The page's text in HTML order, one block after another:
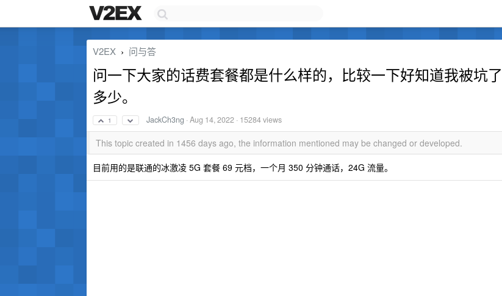
V2EX › 问与答
问一下大家的话费套餐都是什么样的，比较一下好知道我被坑了
多少。
1 JackCh3ng ·Aug 14, 2022 · 15284 views
This topic created in 1456 days ago, the information mentioned may be changed or developed.
目前用的是联通的冰激凌 5G 套餐 69 元档，一个月 350 分钟通话，24G 流量。